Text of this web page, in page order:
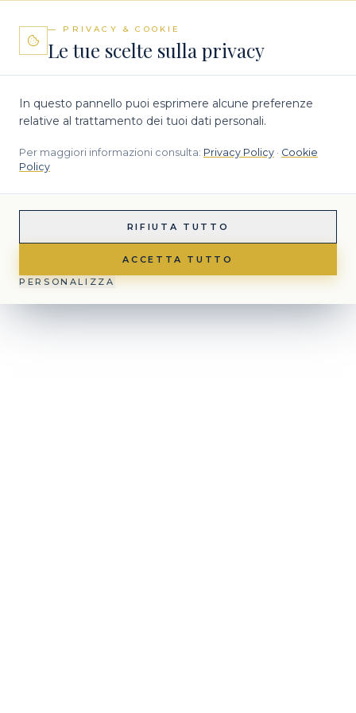
— PRIVACY & COOKIE
Le tue scelte sulla privacy
In questo pannello puoi esprimere alcune preferenze
relative al trattamento dei tuoi dati personali.
Per maggiori informazioni consulta: Privacy Policy · Cookie
Policy
PERSONALIZZA
RIFIUTA TUTTO
ACCETTA TUTTO